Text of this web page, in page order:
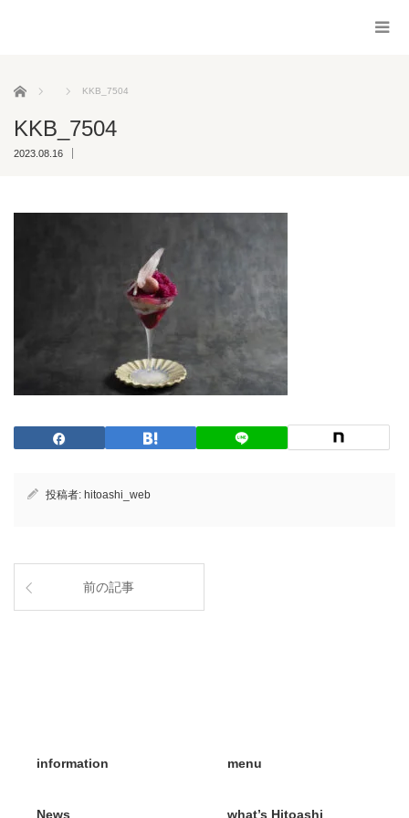
ホーム KKB_7504
KKB_7504
2023.08.16
投稿者: hitoashi_web
前の記事
information menu
News what’s Hitoashi